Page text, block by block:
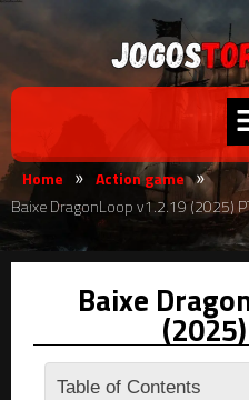
Home » Action game »
Baixe DragonLoop v1.2.19 (2025)
Baixe
Table of Contents